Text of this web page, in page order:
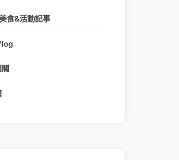
食&活動記事